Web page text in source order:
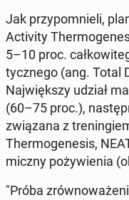
Jak przy­po­mnie­li,
Ac­ti­vi­ty
5–10 proc.
tycz­ne­go (ang. Total
Naj­więk­szy udział
(60–75 proc.),
zwią­za­na z
Ther­mo­ge­ne­sis,
micz­ny po­ży­wie­nia
"Próba